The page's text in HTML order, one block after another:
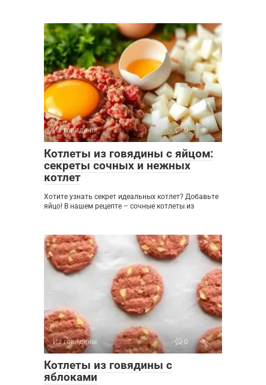
Из говядины 0
Котлеты из говядины с яйцом:
секреты сочных и нежных
котлет
Хотите узнать секрет идеальных котлет? Добавьте
яйцо! В нашем рецепте – сочные котлеты из
Из говядины 0
Котлеты из говядины с
яблоками